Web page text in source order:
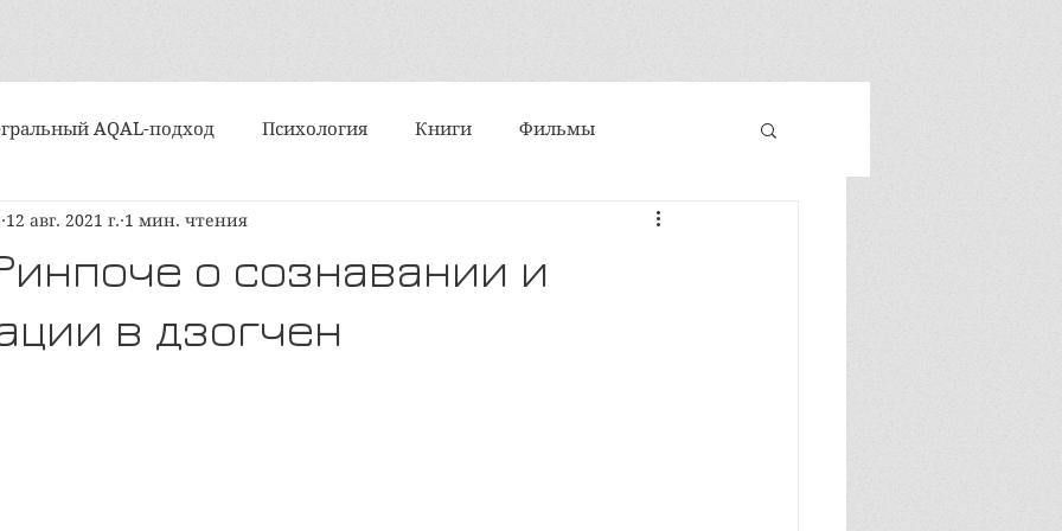
AQAL-подход Психология Книги Фильмы
События Интервью
о сознавании и
в дзогчен
12 авг. 2021 г. 1 мин. чтения